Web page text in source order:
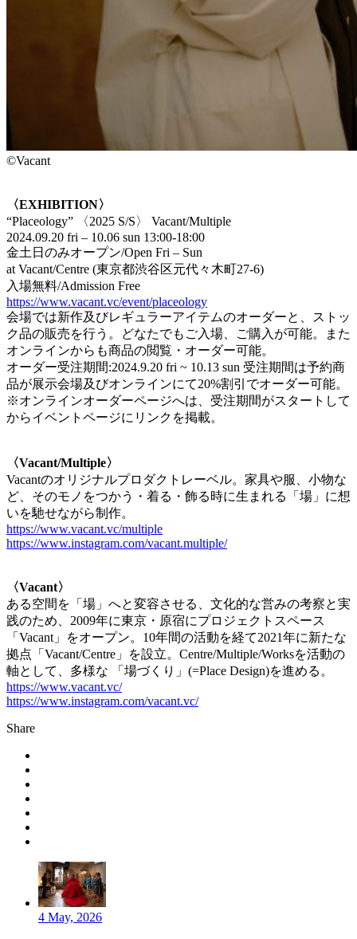
©Vacant
〈EXHIBITION〉
“Placeology” 〈2025 S/S〉 Vacant/Multiple
2024.09.20 fri – 10.06 sun 13:00-18:00
金土日のみオープン/Open Fri – Sun
at Vacant/Centre (東京都渋谷区元代々木町27-6)
入場無料/Admission Free
https://www.vacant.vc/event/placeology
会場では新作及びレギュラーアイテムのオーダーと、ストッ
ク品の販売を行う。どなたでもご入場、ご購入が可能。また
オンラインからも商品の閲覧・オーダー可能。
オーダー受注期間:2024.9.20 fri ~ 10.13 sun 受注期間は予約商
品が展示会場及びオンラインにて20%割引でオーダー可能。
※オンラインオーダーページへは、受注期間がスタートして
からイベントページにリンクを掲載。
〈Vacant/Multiple〉
Vacantのオリジナルプロダクトレーベル。家具や服、小物な
ど、そのモノをつかう・着る・飾る時に生まれる「場」に想
いを馳せながら制作。
https://www.vacant.vc/multiple
https://www.instagram.com/vacant.multiple/
〈Vacant〉
ある空間を「場」へと変容させる、文化的な営みの考察と実
践のため、2009年に東京・原宿にプロジェクトスペース
「Vacant」をオープン。10年間の活動を経て2021年に新たな
拠点「Vacant/Centre」を設立。Centre/Multiple/Worksを活動の
軸として、多様な 「場づくり」(=Place Design)を進める。
https://www.vacant.vc/
https://www.instagram.com/vacant.vc/
Share
4 May, 2026